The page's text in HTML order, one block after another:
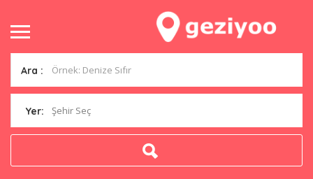
Ara :
Yer: Şehir Seç